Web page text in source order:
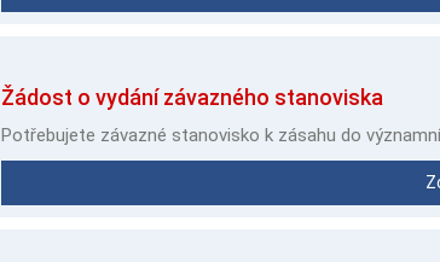
Žádost o vydání závazného stanoviska
Potřebujete závazné stanovisko k zásahu do